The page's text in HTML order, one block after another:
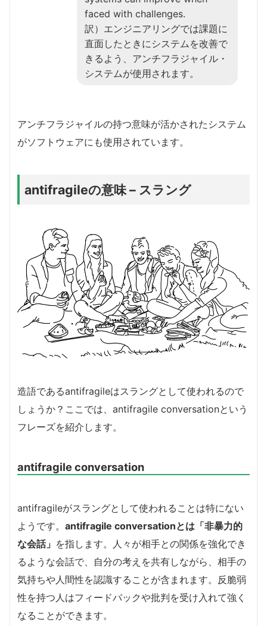
faced with challenges.
訳）エンジニアリングでは課題に
直面したときにシステムを改善で
きるよう、アンチフラジャイル・
システムが使用されます。
アンチフラジャイルの持つ意味が活かされたシステム
がソフトウェアにも使用されています。
antifragileの意味 – スラング
造語であるantifragileはスラングとして使われるので
しょうか？ここでは、antifragile conversationという
フレーズを紹介します。
antifragile conversation
antifragileがスラングとして使われることは特にない
ようです。 antifragile conversationとは「非暴力的
な会話」 を指します。人々が相手との関係を強化でき
るような会話で、自分の考えを共有しながら、相手の
気持ちや人間性を認識することが含まれます。反脆弱
性を持つ人はフィードバックや批判を受け入れて強く
なることができます。